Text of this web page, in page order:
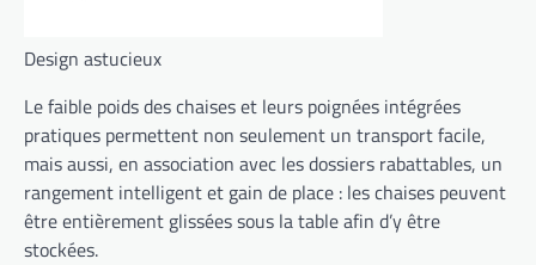
Design astucieux
Le faible poids des chaises et leurs poignées intégrées
pratiques permettent non seulement un transport facile,
mais aussi, en association avec les dossiers rabattables, un
rangement intelligent et gain de place : les chaises peuvent
être entièrement glissées sous la table afin d’y être
stockées.